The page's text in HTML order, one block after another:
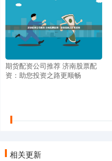
期货配资公司推荐 济南股票配
资：助您投资之路更顺畅
相关更新